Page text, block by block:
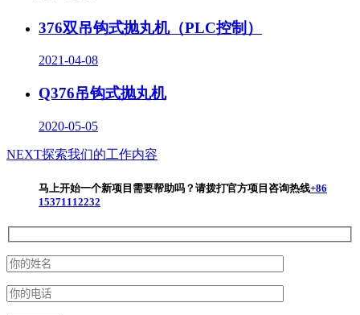
376双吊钩式抛丸机（PLC控制）
2021-04-08
Q376吊钩式抛丸机
2020-05-05
NEXT探索我们的工作内容
马上开始一个新项目 需要帮助吗？请拨打官方项目咨询热线+86
15371112232